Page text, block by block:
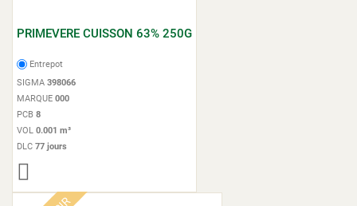
PRIMEVERE CUISSON 63% 250G
Entrepot
SIGMA 398066
MARQUE 000
PCB 8
VOL 0.001 m³
DLC 77 jours